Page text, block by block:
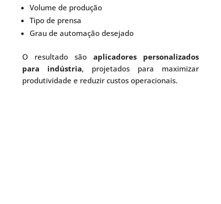
Volume de produção
Tipo de prensa
Grau de automação desejado
O resultado sãoaplicadores personalizados
para indústria, projetados para maximizar
produtividade e reduzir custos operacionais.